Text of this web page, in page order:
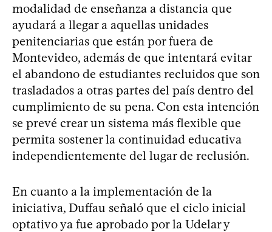
modalidad de enseñanza a distancia que
ayudará a llegar a aquellas unidades
penitenciarias que están por fuera de
Montevideo, además de que intentará evitar
el abandono de estudiantes recluidos que son
trasladados a otras partes del país dentro del
cumplimiento de su pena. Con esta intención
se prevé crear un sistema más flexible que
permita sostener la continuidad educativa
independientemente del lugar de reclusión.
En cuanto a la implementación de la
iniciativa, Duffau señaló que el ciclo inicial
optativo ya fue aprobado por la Udelar y